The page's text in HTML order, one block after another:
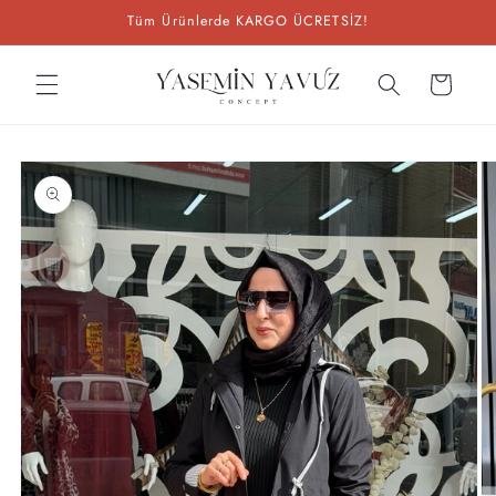
Tüm Ürünlerde KARGO ÜCRETSİZ!
Sepet
Ürün
bilgisine
atla